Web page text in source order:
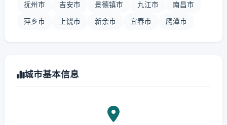
抚州市 吉安市 景德镇市 九江市 南昌市
萍乡市 上饶市 新余市 宜春市 鹰潭市
城市基本信息